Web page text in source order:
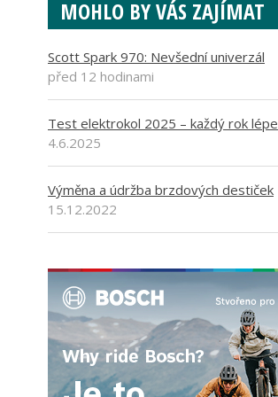
MOHLO BY VÁS ZAJÍMAT
Scott Spark 970: Nevšední univerzál
před 12 hodinami
Test elektrokol 2025 – každý rok lépe
4.6.2025
Výměna a údržba brzdových destiček
15.12.2022